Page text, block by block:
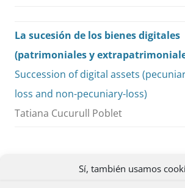
Sí, también usamos
La sucesión de los bienes digitales
(patrimoniales y
Succession of digital assets
loss and non-pecuniary-loss)
Tatiana Cucurull Poblet